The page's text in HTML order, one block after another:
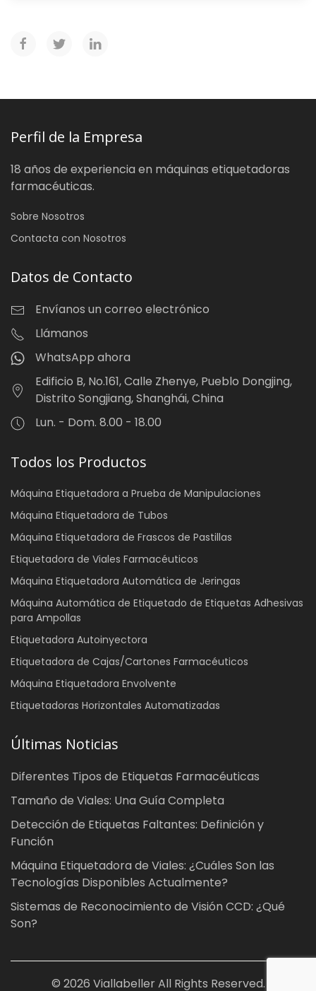
Perfil de la Empresa
18 años de experiencia en máquinas etiquetadoras
farmacéuticas.
Sobre Nosotros
Contacta con Nosotros
Datos de Contacto
Envíanos un correo electrónico
Llámanos
WhatsApp ahora
Edificio B, No.161, Calle Zhenye, Pueblo Dongjing,
Distrito Songjiang, Shanghái, China
Lun. - Dom. 8.00 - 18.00
Todos los Productos
Máquina Etiquetadora a Prueba de Manipulaciones
Máquina Etiquetadora de Tubos
Máquina Etiquetadora de Frascos de Pastillas
Etiquetadora de Viales Farmacéuticos
Máquina Etiquetadora Automática de Jeringas
Máquina Automática de Etiquetado de Etiquetas Adhesivas
para Ampollas
Etiquetadora Autoinyectora
Etiquetadora de Cajas/Cartones Farmacéuticos
Máquina Etiquetadora Envolvente
Etiquetadoras Horizontales Automatizadas
Últimas Noticias
Diferentes Tipos de Etiquetas Farmacéuticas
Tamaño de Viales: Una Guía Completa
Detección de Etiquetas Faltantes: Definición y
Función
Máquina Etiquetadora de Viales: ¿Cuáles Son las
Tecnologías Disponibles Actualmente?
Sistemas de Reconocimiento de Visión CCD: ¿Qué
Son?
© 2026 Viallabeller All Rights Reserved.